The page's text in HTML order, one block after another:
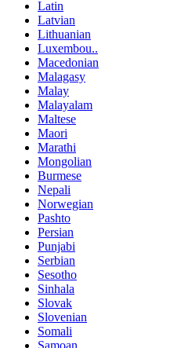
Latin
Latvian
Lithuanian
Luxembou..
Macedonian
Malagasy
Malay
Malayalam
Maltese
Maori
Marathi
Mongolian
Burmese
Nepali
Norwegian
Pashto
Persian
Punjabi
Serbian
Sesotho
Sinhala
Slovak
Slovenian
Somali